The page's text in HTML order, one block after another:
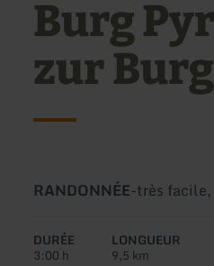
Burg
zur
Type
circuit:
RANDONNÉE-Difficulté:
très
DURÉE
3:00 h
LONGUEUR
9,5 km